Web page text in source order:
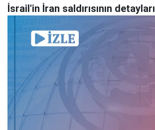
İsrail'in İran saldırısının detayları